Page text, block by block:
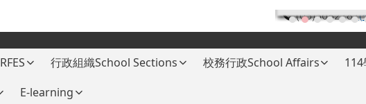
(03)3682787(
學校簡介About RFES 行政組織School Sections 校務行政School Affairs
E-learning